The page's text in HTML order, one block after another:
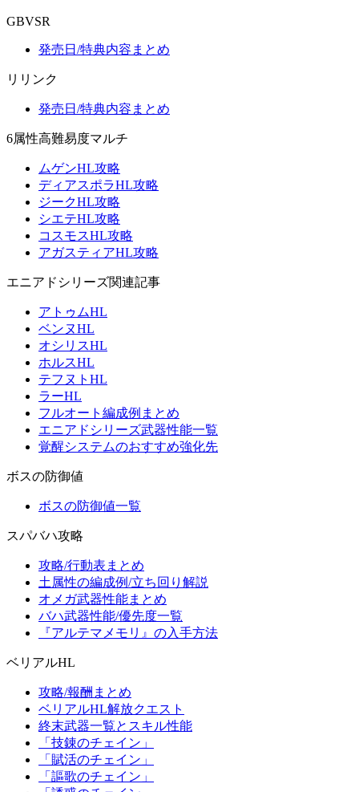
GBVSR
発売日/特典内容まとめ
リリンク
発売日/特典内容まとめ
6属性高難易度マルチ
ムゲンHL攻略
ディアスポラHL攻略
ジークHL攻略
シエテHL攻略
コスモスHL攻略
アガスティアHL攻略
エニアドシリーズ関連記事
アトゥムHL
ベンヌHL
オシリスHL
ホルスHL
テフヌトHL
ラーHL
フルオート編成例まとめ
エニアドシリーズ武器性能一覧
覚醒システムのおすすめ強化先
ボスの防御値
ボスの防御値一覧
スパバハ攻略
攻略/行動表まとめ
土属性の編成例/立ち回り解説
オメガ武器性能まとめ
バハ武器性能/優先度一覧
『アルテマメモリ』の入手方法
ベリアルHL
攻略/報酬まとめ
ベリアルHL解放クエスト
終末武器一覧とスキル性能
「技錬のチェイン」
「賦活のチェイン」
「謳歌のチェイン」